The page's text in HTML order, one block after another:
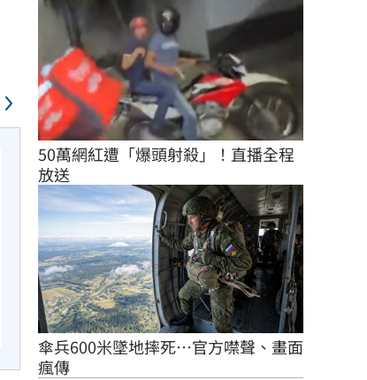
50萬網紅遭「爆頭射殺」！直播全程
放送
傘兵600米墜地摔死…官方噤聲、畫面
瘋傳